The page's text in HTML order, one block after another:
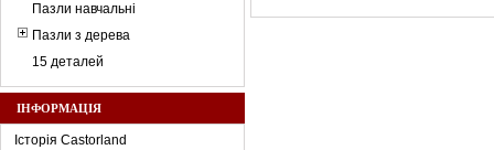
Пазли навчальні
Пазли з дерева
15 деталей
ІНФОРМАЦІЯ
Історія Castorland